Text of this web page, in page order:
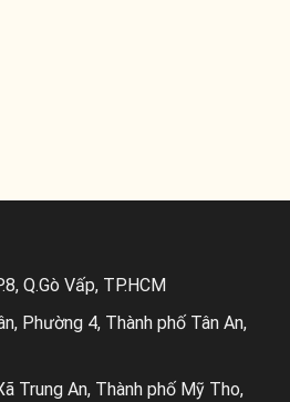
Q.Gò Vấp, TP.HCM
Phường 4, Thành phố Tân An,
Trung An, Thành phố Mỹ Tho,